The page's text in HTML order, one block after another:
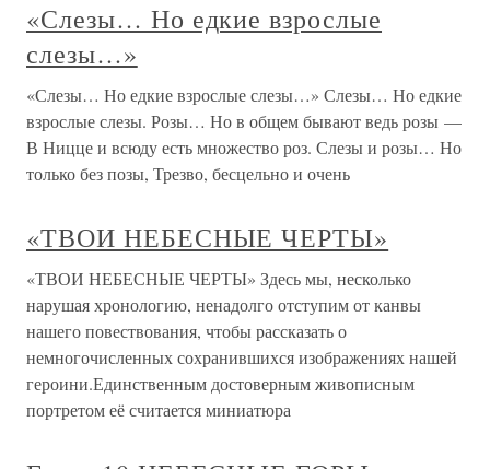
«Слезы… Но едкие взрослые
слезы…»
«Слезы… Но едкие взрослые слезы…» Слезы… Но едкие
взрослые слезы. Розы… Но в общем бывают ведь розы —
В Ницце и всюду есть множество роз. Слезы и розы… Но
только без позы, Трезво, бесцельно и очень
«ТВОИ НЕБЕСНЫЕ ЧЕРТЫ»
«ТВОИ НЕБЕСНЫЕ ЧЕРТЫ» Здесь мы, несколько
нарушая хронологию, ненадолго отступим от канвы
нашего повествования, чтобы рассказать о
немногочисленных сохранившихся изображениях нашей
героини.Единственным достоверным живописным
портретом её считается миниатюра